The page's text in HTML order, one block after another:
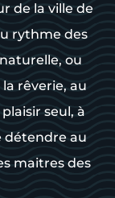
de la ville de
rythme des
ou
rêverie, au
seul, à
détendre au
maitres des